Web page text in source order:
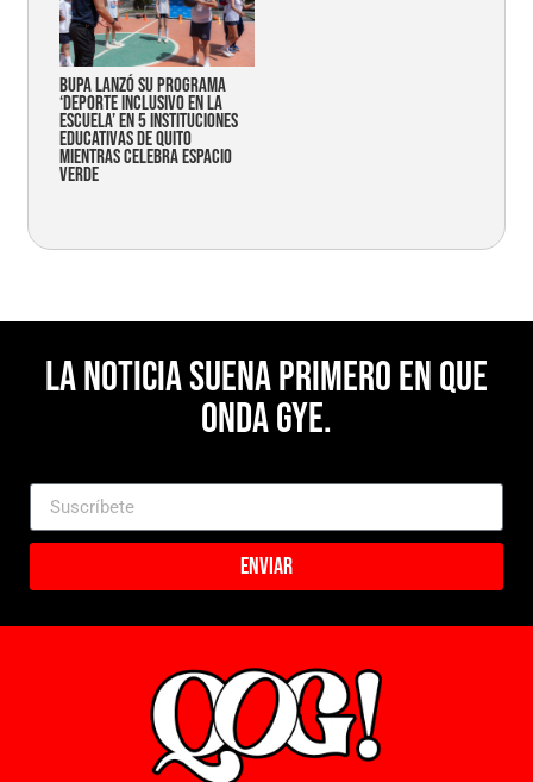
Bupa lanzó su programa
‘Deporte Inclusivo en la
Escuela’ en 5 instituciones
educativas de Quito
mientras celebra espacio
verde
La noticia suena primero en Que
Onda Gye.
Enviar